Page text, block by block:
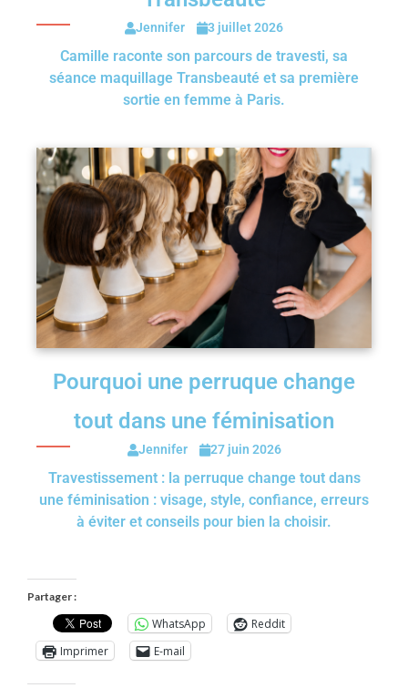
Jennifer 3 juillet 2026
Camille raconte son parcours de travesti, sa
séance maquillage Transbeauté et sa première
sortie en femme à Paris.
Pourquoi une perruque change
tout dans une féminisation
Jennifer 27 juin 2026
Travestissement : la perruque change tout dans
une féminisation : visage, style, confiance, erreurs
à éviter et conseils pour bien la choisir.
Partager :
WhatsApp
Reddit
Imprimer
E-mail